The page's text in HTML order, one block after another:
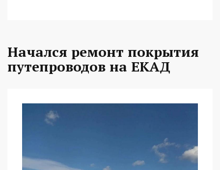
Начался ремонт покрытия
путепроводов на ЕКАД